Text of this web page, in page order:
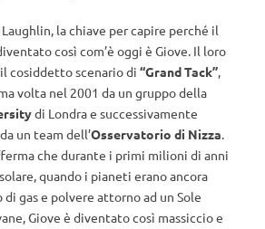
la chiave per capire perché il
così com’è oggi è Giove. Il loro
cosiddetto scenario di “Grand Tack”,
volta nel 2001 da un gruppo della
di Londra e successivamente
un team dell’Osservatorio di Nizza.
che durante i primi milioni di anni
quando i pianeti erano ancora
di gas e polvere attorno ad un Sole
Giove è diventato così massiccio e